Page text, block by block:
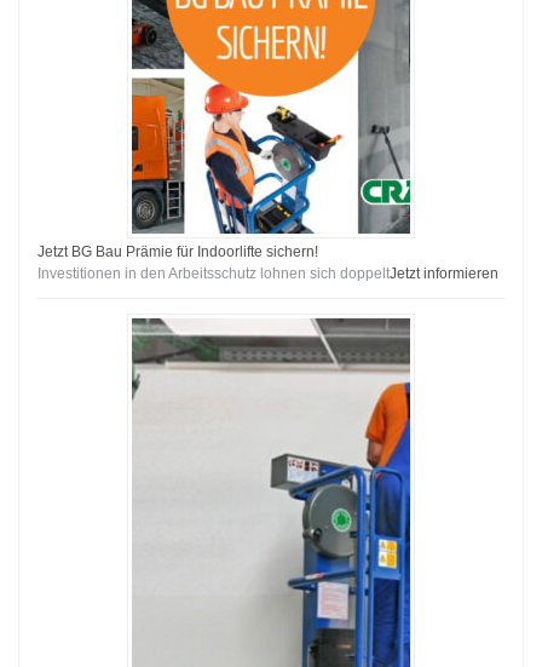
Jetzt BG Bau Prämie für Indoorlifte sichern!
Investitionen in den Arbeitsschutz lohnen sich doppeltJetzt informieren